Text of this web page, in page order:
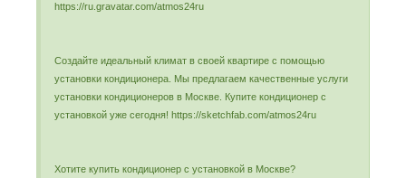
https://ru.gravatar.com/atmos24ru
Создайте идеальный климат в своей квартире с помощью
установки кондиционера. Мы предлагаем качественные услуги
установки кондиционеров в Москве. Купите кондиционер с
установкой уже сегодня! https://sketchfab.com/atmos24ru
Хотите купить кондиционер с установкой в Москве?